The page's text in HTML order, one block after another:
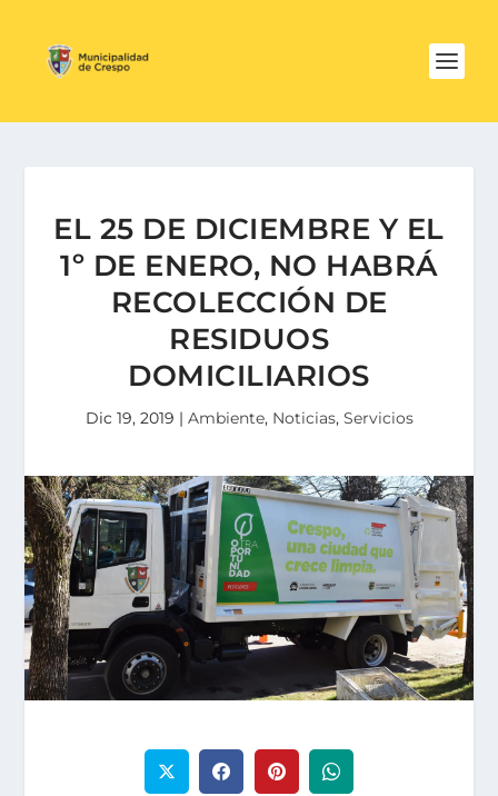
EL 25 DE DICIEMBRE Y EL
1º DE ENERO, NO HABRÁ
RECOLECCIÓN DE
RESIDUOS
DOMICILIARIOS
Dic 19, 2019 | Ambiente, Noticias, Servicios